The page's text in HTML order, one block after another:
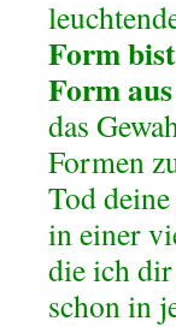
Form
Form
das
Formen
Tod
in einer
die ich dir
schon in